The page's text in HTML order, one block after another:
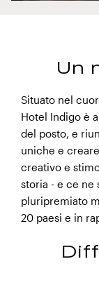
Hotel
Un
Situato nel
Hotel Indigo è
del posto, e
uniche e
creativo e
storia - e ce ne
pluripremiato
20 paesi e in